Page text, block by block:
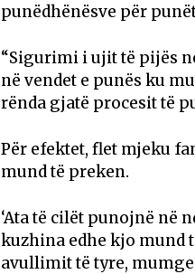
punëdhënësve për
“Sigurimi i ujit të pijës
në vendet e punës ku
rënda gjatë procesit të
Për efektet, flet mjeku
mund të preken.
‘Ata të cilët punojnë në
kuzhina edhe kjo mund
avullimit të tyre,